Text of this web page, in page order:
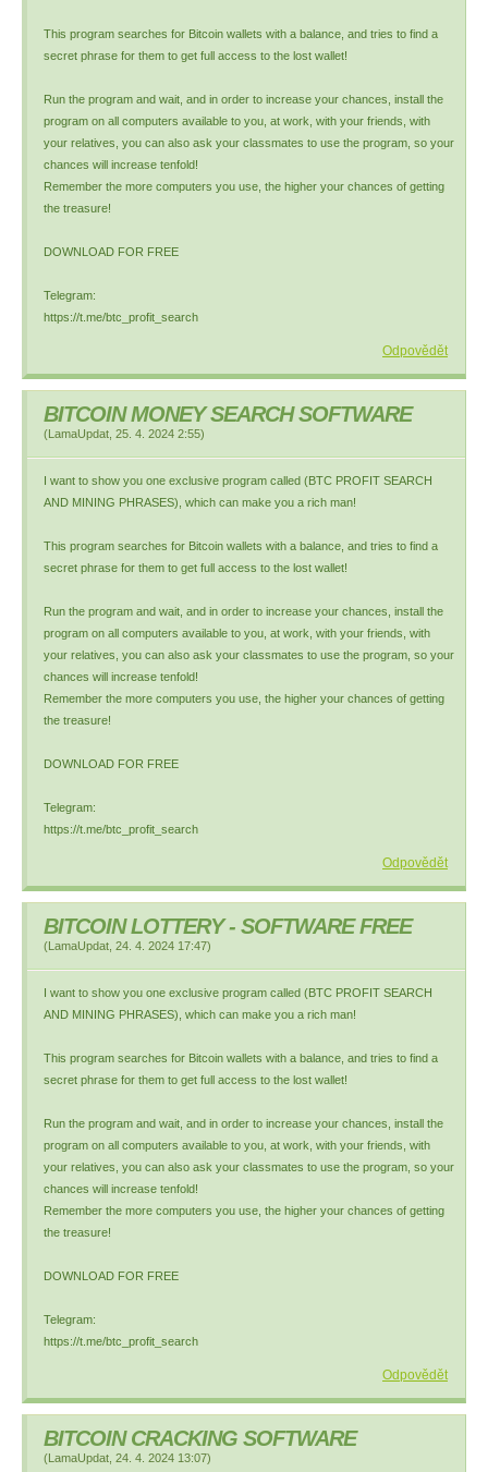
This program searches for Bitcoin wallets with a balance, and tries to find a
secret phrase for them to get full access to the lost wallet!
Run the program and wait, and in order to increase your chances, install the
program on all computers available to you, at work, with your friends, with
your relatives, you can also ask your classmates to use the program, so your
chances will increase tenfold!
Remember the more computers you use, the higher your chances of getting
the treasure!
DOWNLOAD FOR FREE
Telegram:
https://t.me/btc_profit_search
Odpovědět
BITCOIN MONEY SEARCH SOFTWARE
(LamaUpdat 25. 4. 2024 2:55)
I want to show you one exclusive program called (BTC PROFIT SEARCH
AND MINING PHRASES), which can make you a rich man!
This program searches for Bitcoin wallets with a balance, and tries to find a
secret phrase for them to get full access to the lost wallet!
Run the program and wait, and in order to increase your chances, install the
program on all computers available to you, at work, with your friends, with
your relatives, you can also ask your classmates to use the program, so your
chances will increase tenfold!
Remember the more computers you use, the higher your chances of getting
the treasure!
DOWNLOAD FOR FREE
Telegram:
https://t.me/btc_profit_search
Odpovědět
BITCOIN LOTTERY - SOFTWARE FREE
(LamaUpdat 24. 4. 2024 17:47)
I want to show you one exclusive program called (BTC PROFIT SEARCH
AND MINING PHRASES), which can make you a rich man!
This program searches for Bitcoin wallets with a balance, and tries to find a
secret phrase for them to get full access to the lost wallet!
Run the program and wait, and in order to increase your chances, install the
program on all computers available to you, at work, with your friends, with
your relatives, you can also ask your classmates to use the program, so your
chances will increase tenfold!
Remember the more computers you use, the higher your chances of getting
the treasure!
DOWNLOAD FOR FREE
Telegram:
https://t.me/btc_profit_search
Odpovědět
BITCOIN CRACKING SOFTWARE
(LamaUpdat 24. 4. 2024 13:07)